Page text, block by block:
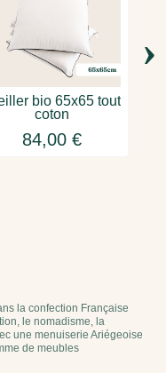
bio 65x65 tout
coton
84,00 €
›
la confection Française
le nomadisme, la
une menuiserie Ariégeoise
de meubles